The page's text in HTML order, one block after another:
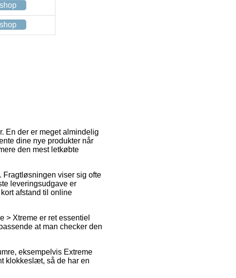
En der er meget almindelig
dine nye produkter når
den mest letkøbte
Fragtløsningen viser sig ofte
leveringsudgave er
afstand til online
> Xtreme er ret essentiel
at man checker den
eksempelvis Extreme
klokkeslæt, så de har en